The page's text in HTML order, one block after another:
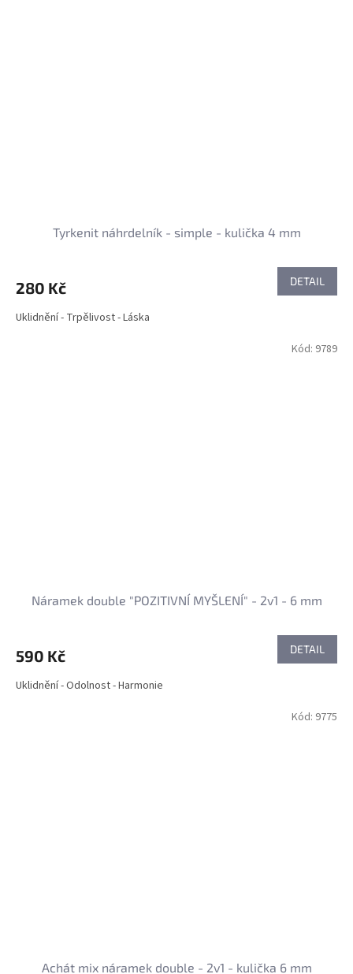
Tyrkenit náhrdelník - simple - kulička 4 mm
280 Kč DETAIL
Uklidnění - Trpělivost - Láska
Náramek double "POZITIVNÍ MYŠLENÍ" - 2v1 - 6 mm
590 Kč DETAIL
Uklidnění - Odolnost - Harmonie
Kód: 9789
Achát mix náramek double - 2v1 - kulička 6 mm
Kód: 9775